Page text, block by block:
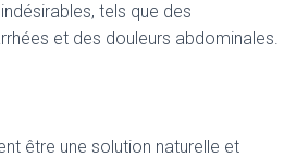
tels que des
et des douleurs abdominales.
être une solution naturelle et